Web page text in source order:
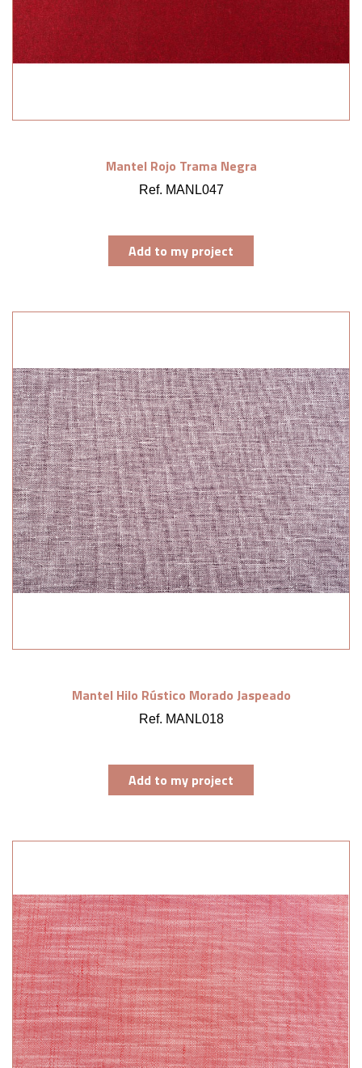
Mantel Rojo Trama Negra
Ref. MANL047
Add to my project
Mantel Hilo Rústico Morado Jaspeado
Ref. MANL018
Add to my project